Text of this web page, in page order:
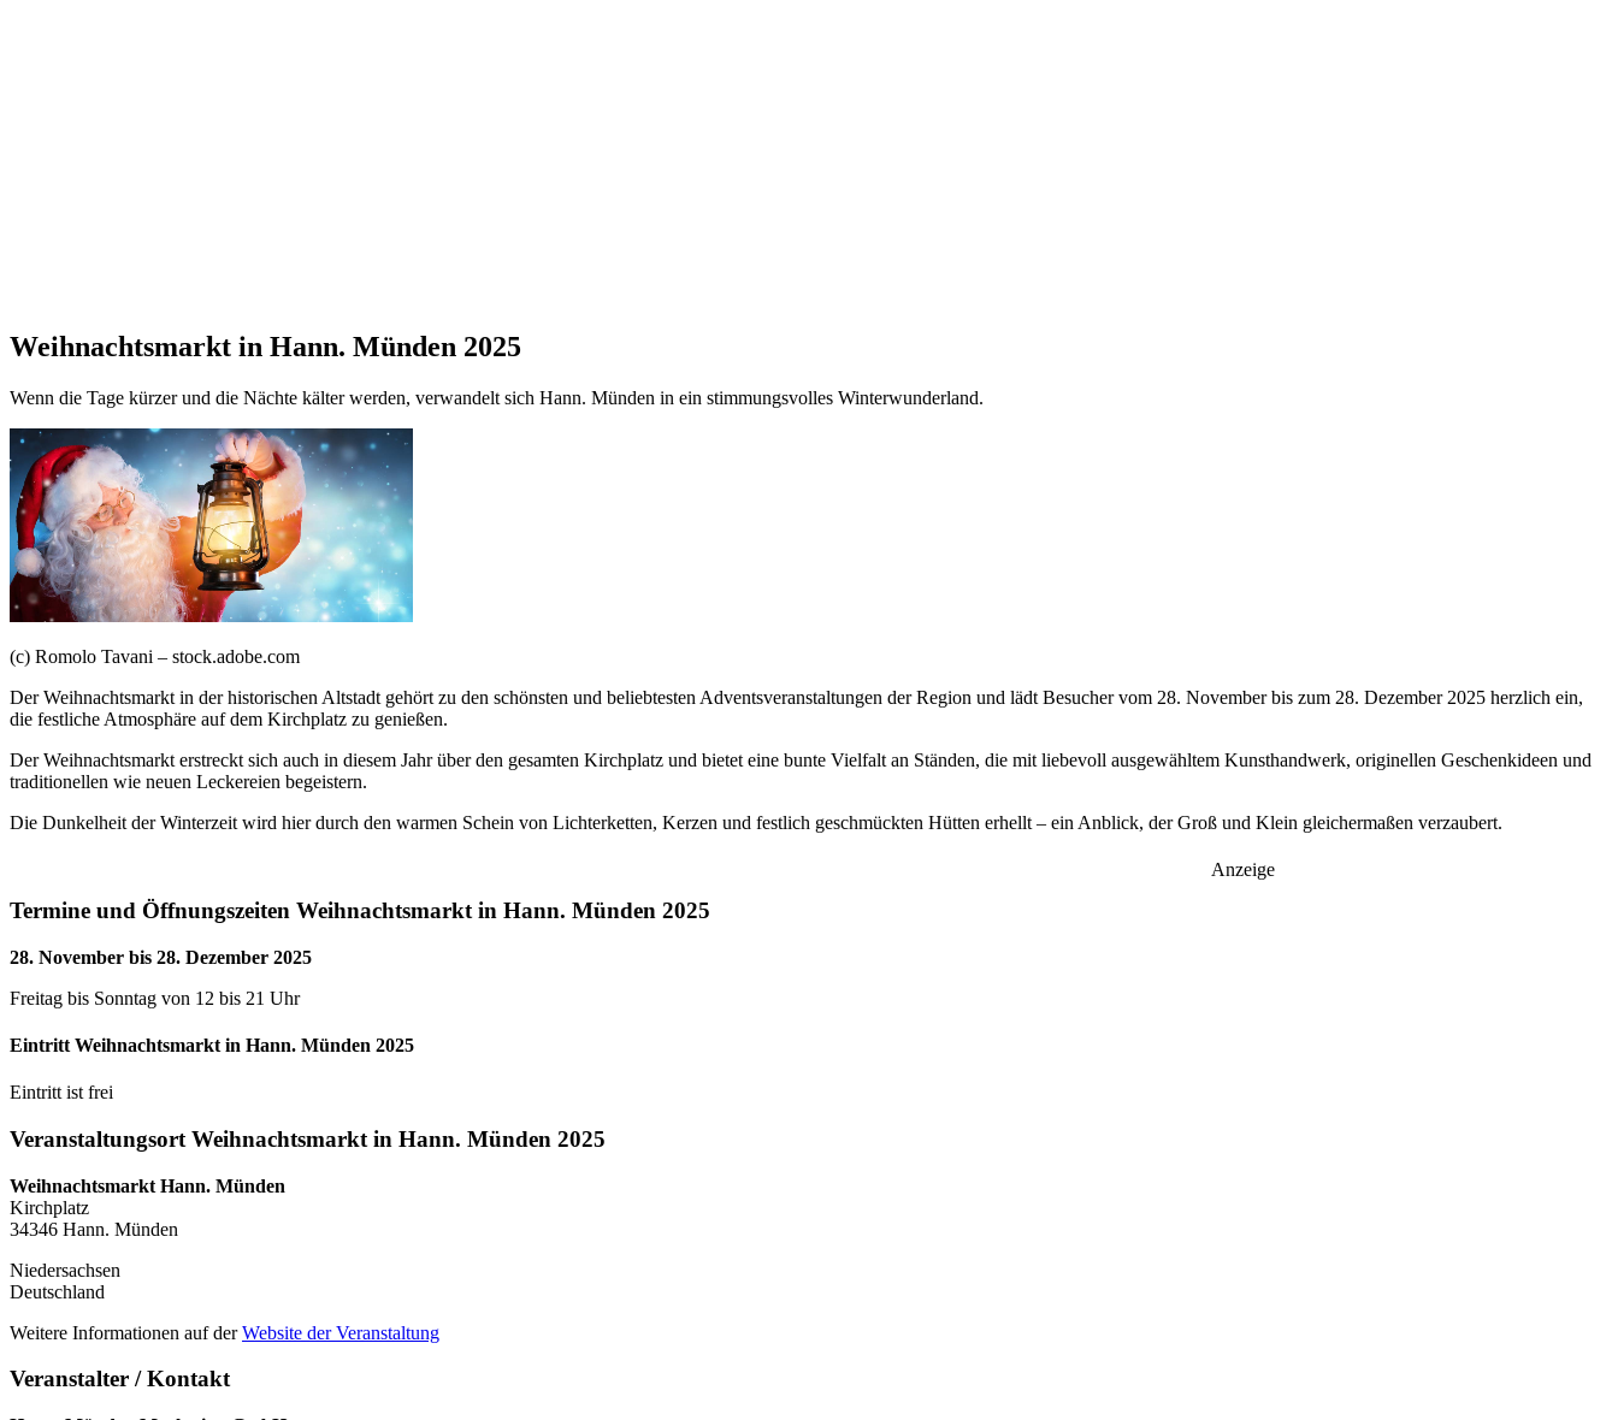
Weihnachtsmarkt in Hann. Münden 2025
Wenn die Tage kürzer und die Nächte kälter werden, verwandelt sich Hann. Münden in ein stimmungsvolles Winterwunderland.
(c) Romolo Tavani – stock.adobe.com
Der Weihnachtsmarkt in der historischen Altstadt gehört zu den schönsten und beliebtesten Adventsveranstaltungen der Region und lädt Besucher vom 28. November bis zum 28. Dezember 2025 herzlich ein,
die festliche Atmosphäre auf dem Kirchplatz zu genießen.
Der Weihnachtsmarkt erstreckt sich auch in diesem Jahr über den gesamten Kirchplatz und bietet eine bunte Vielfalt an Ständen, die mit liebevoll ausgewähltem Kunsthandwerk, originellen Geschenkideen und
traditionellen wie neuen Leckereien begeistern.
Die Dunkelheit der Winterzeit wird hier durch den warmen Schein von Lichterketten, Kerzen und festlich geschmückten Hütten erhellt – ein Anblick, der Groß und Klein gleichermaßen verzaubert.
Anzeige
Termine und Öffnungszeiten Weihnachtsmarkt in Hann. Münden 2025
28. November bis 28. Dezember 2025
Freitag bis Sonntag von 12 bis 21 Uhr
Eintritt Weihnachtsmarkt in Hann. Münden 2025
Eintritt ist frei
Veranstaltungsort Weihnachtsmarkt in Hann. Münden 2025
Weihnachtsmarkt Hann. Münden
Kirchplatz
34346 Hann. Münden
Niedersachsen
Deutschland
Weitere Informationen auf derWebsite der Veranstaltung
Veranstalter / Kontakt